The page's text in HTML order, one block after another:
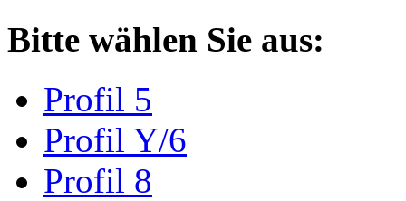
Bitte wählen Sie aus:
Profil 5
Profil Y/6
Profil 8